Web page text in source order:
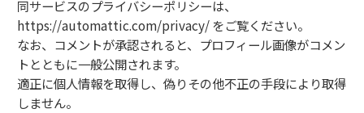
同サービスのプライバシーポリシーは、
https://automattic.com/privacy/ をご覧ください。
なお、コメントが承認されると、プロフィール画像がコメン
トとともに一般公開されます。
適正に個人情報を取得し、偽りその他不正の手段により取得
しません。